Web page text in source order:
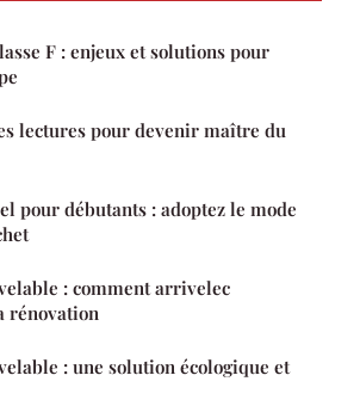
F : enjeux et solutions pour
lectures pour devenir maître du
pour débutants : adoptez le mode
: comment arrivelec
rénovation
: une solution écologique et